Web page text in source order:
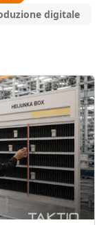
digitale